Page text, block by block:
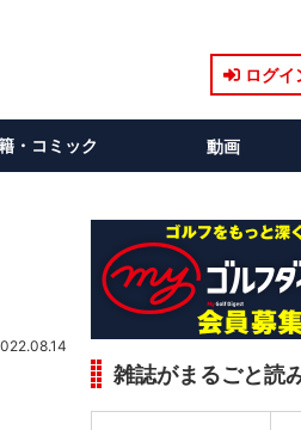
ログイ
・コミック 動画
雑誌がまるごと読